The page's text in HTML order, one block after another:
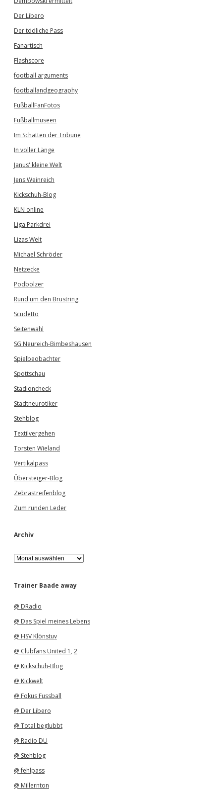
Der Libero
Der tödliche Pass
Fanartisch
Flashscore
football arguments
footballandgeography
FußballFanFotos
Fußballmuseen
Im Schatten der Tribüne
In voller Länge
Janus' kleine Welt
Jens Weinreich
Kickschuh-Blog
KLN online
Liga Parkdrei
Lizas Welt
Michael Schröder
Netzecke
Podbolzer
Rund um den Brustring
Scudetto
Seitenwahl
SG Neureich-Bimbeshausen
Spielbeobachter
Spottschau
Stadioncheck
Stadtneurotiker
Stehblog
Textilvergehen
Torsten Wieland
Vertikalpass
Übersteiger-Blog
Zebrastreifenblog
Zum runden Leder
Archiv
A
r
h
Trainer Baade away
@ DRadio
@ Das Spiel meines Lebens
@ HSV Klönstuv
@ Clubfans United 1 , 2
@ Kickschuh-Blog
@ Kickwelt
@ Fokus Fussball
@ Der Libero
@ Total beglubbt
@ Radio DU
@ Stehblog
@ fehlpass
@ Millernton